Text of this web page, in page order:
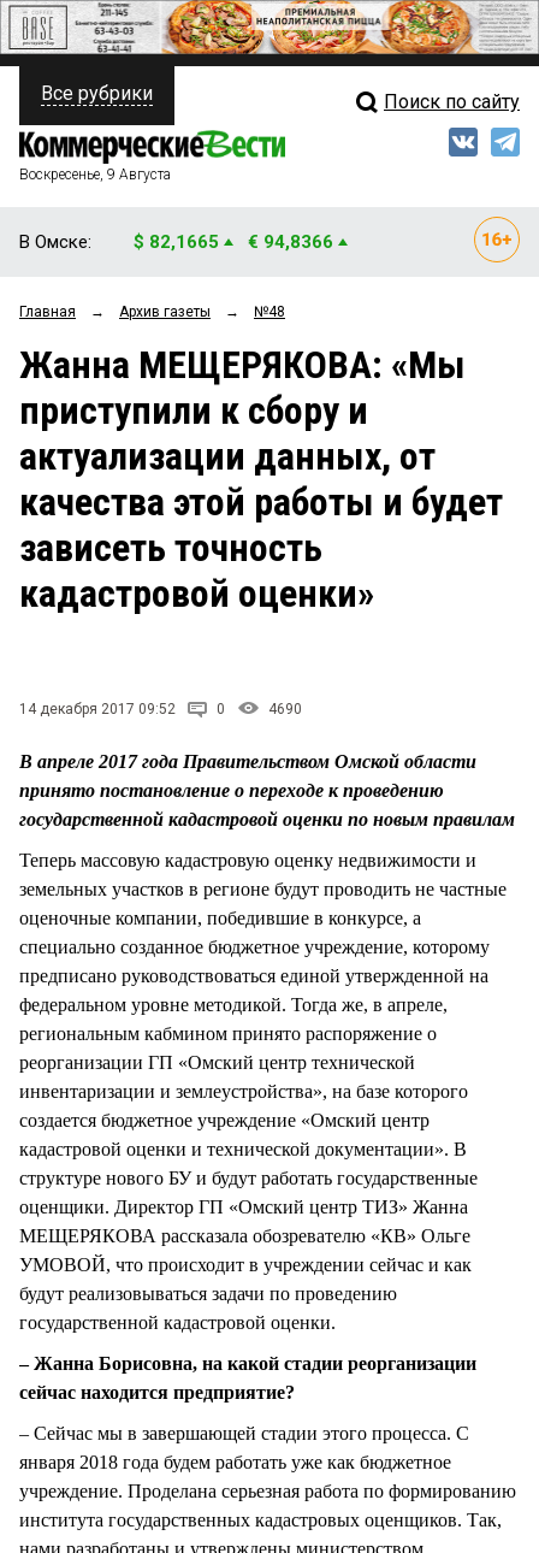
ПОЛИТИКА
ФИНАНСЫ
ОБЩЕСТВО
ЗАКОН
НОВОСТИ КОМПАНИЙ
СТИЛЬ ЖИЗНИ
Свежий выпуск
Рейтинги
Блоги
Архив
Все рубрики Поиск по сайту
Воскресенье, 9 Августа
В Омске: $ 82,1665 € 94,8366
Главная → Архив газеты → №48
Жанна МЕЩЕРЯКОВА: «Мы
приступили к сбору и
актуализации данных, от
качества этой работы и будет
зависеть точность
кадастровой оценки»
14 декабря 2017 09:52 0 4690
В апреле 2017 года Правительством Омской области
принято постановление о переходе к проведению
государственной кадастровой оценки по новым правилам
Теперь массовую кадастровую оценку недвижимости и
земельных участков в регионе будут проводить не частные
оценочные компании, победившие в конкурсе, а
специально созданное бюджетное учреждение, которому
предписано руководствоваться единой утвержденной на
федеральном уровне методикой. Тогда же, в апреле,
региональным кабмином принято распоряжение о
реорганизации ГП «Омский центр технической
инвентаризации и землеустройства», на базе которого
создается бюджетное учреждение «Омский центр
кадастровой оценки и технической документации». В
структуре нового БУ и будут работать государственные
оценщики. Директор ГП «Омский центр ТИЗ» Жанна
МЕЩЕРЯКОВА рассказала обозревателю «КВ» Ольге
УМОВОЙ, что происходит в учреждении сейчас и как
будут реализовываться задачи по проведению
государственной кадастровой оценки.
– Жанна Борисовна, на какой стадии реорганизации
сейчас находится предприятие?
– Сейчас мы в завершающей стадии этого процесса. С
января 2018 года будем работать уже как бюджетное
учреждение. Проделана серьезная работа по формированию
института государственных кадастровых оценщиков. Так,
нами разработаны и утверждены министерством